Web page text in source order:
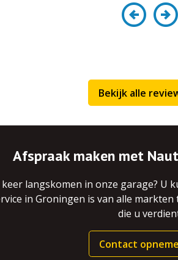
Bekijk alle
Afspraak maken met
langskomen in onze garage? U
in Groningen is van alle
die u
Contact